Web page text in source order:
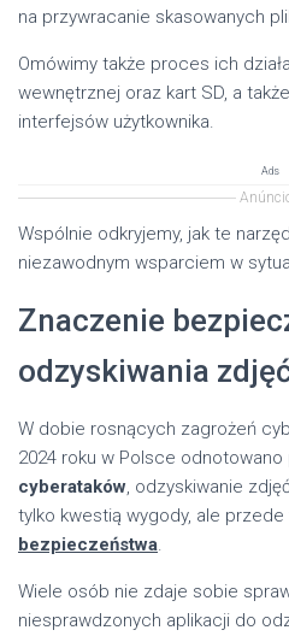
na przywracanie skasowanych
Omówimy także proces ich
wewnętrznej oraz kart SD, a
interfejsów użytkownika.
Ads
Wspólnie odkryjemy, jak te
niezawodnym wsparciem w
Znaczenie
odzyskiwania
W dobie rosnących zagrożeń
2024 roku w Polsce odnotowano
cyberataków, odzyskiwanie
tylko kwestią wygody, ale
bezpieczeństwa.
Wiele osób nie zdaje sobie
niesprawdzonych aplikacji do